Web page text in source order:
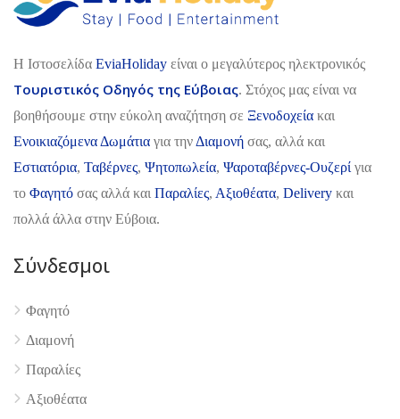
4.9
H Ιστοσελίδα EviaHoliday είναι ο μεγαλύτερος ηλεκτρονικός
Τουριστικός Οδηγός της Εύβοιας. Στόχος μας είναι να
βοηθήσουμε στην εύκολη αναζήτηση σε Ξενοδοχεία και
Ενοικιαζόμενα Δωμάτια για την Διαμονή σας, αλλά και
Εστιατόρια, Ταβέρνες, Ψητοπωλεία, Ψαροταβέρνες-Ουζερί για
το Φαγητό σας αλλά και Παραλίες, Αξιοθέατα, Delivery και
πολλά άλλα στην Εύβοια.
Σύνδεσμοι
Φαγητό
Διαμονή
Παραλίες
Αξιοθέατα